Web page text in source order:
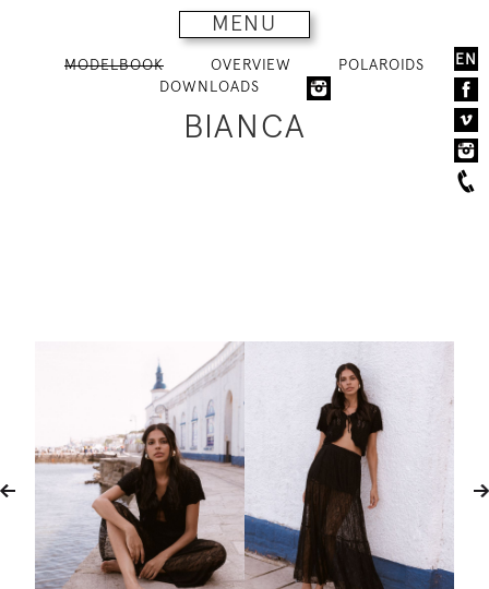
MENU
EN
MODELBOOK OVERVIEW
POLAROIDS
DOWNLOADS
BIANCA